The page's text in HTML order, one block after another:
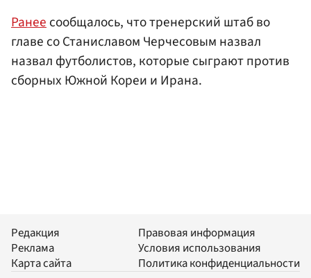
Ранее сообщалось, что тренерский штаб во
главе со Станиславом Черчесовым назвал
назвал футболистов, которые сыграют против
сборных Южной Кореи и Ирана.
Редакция
Реклама
Карта сайта
Правовая информация
Условия использования
Политика конфиденциальности